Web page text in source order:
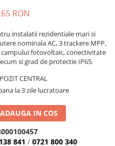
RON
instalatii rezidentiale mari si
nominala AC, 3 trackere MPP,
fotovoltaic, conectivitate
si grad de protectie IP65.
CENTRAL
la 3 zile lucratoare
ADAUGA IN COS
841 / 0721 800 340